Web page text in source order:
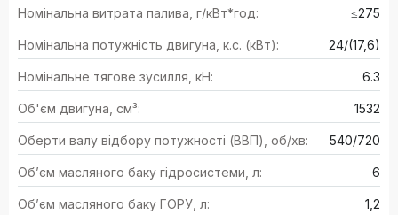
Номінальна витрата палива, г/кВт*год: ≤275
Номінальна потужність двигуна, к.с. (кВт): 24/(17,6)
Номінальне тягове зусилля, кН: 6.3
Об'єм двигуна, см³: 1532
Оберти валу відбору потужності (ВВП), об/хв: 540/720
Об’єм масляного баку гідросистеми, л: 6
Об’єм масляного баку ГОРУ, л: 1,2